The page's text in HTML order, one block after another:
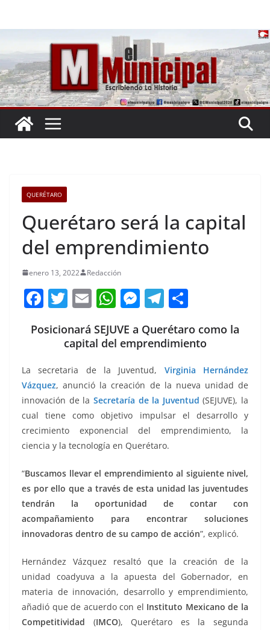
QUERÉTARO
Querétaro será la capital
del emprendimiento
enero 13, 2022 Redacción
F
c
b
o
o
k
T
itt
er
E
ai
l
W
at
s
A
p
p
M
ss
e
n
g
er
T
e
gr
a
m
m
p
ar
tir
Posicionará SEJUVE a Querétaro como la
capital del emprendimiento
La secretaria de la Juventud, Virginia Hernández
Vázquez, anunció la creación de la nueva unidad de
innovación de la Secretaría de la Juventud (SEJUVE), la
cual tiene como objetivo impulsar el desarrollo y
crecimiento exponencial del emprendimiento, la
ciencia y la tecnología en Querétaro.
“Buscamos llevar el emprendimiento al siguiente nivel,
es por ello que a través de esta unidad las juventudes
tendrán la oportunidad de contar con
acompañamiento para encontrar soluciones
innovadoras dentro de su campo de acción”, explicó.
Hernández Vázquez resaltó que la creación de la
unidad coadyuva a la apuesta del Gobernador, en
materia de innovación, desarrollo y emprendimiento,
añadió que de acuerdo con el Instituto Mexicano de la
Competitividad (IMCO), Querétaro es la segunda